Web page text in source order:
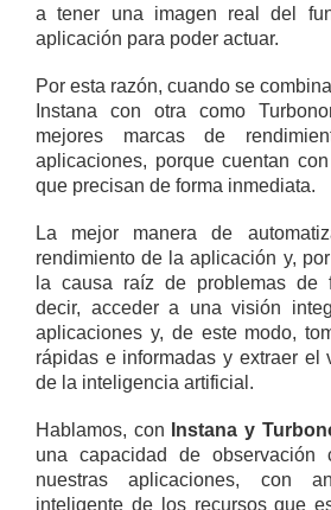
a tener una imagen real del
aplicación para poder actuar.
Por esta razón, cuando se
Instana con otra como
mejores marcas de
aplicaciones, porque cuentan
que precisan de forma inmediata.
La mejor manera de
rendimiento de la aplicación y,
la causa raíz de problemas de
decir, acceder a una visión
aplicaciones y, de este modo,
rápidas e informadas y extraer el
de la inteligencia artificial.
Hablamos, con Instana y
una capacidad de observación
nuestras aplicaciones, con
inteligente de los recursos que